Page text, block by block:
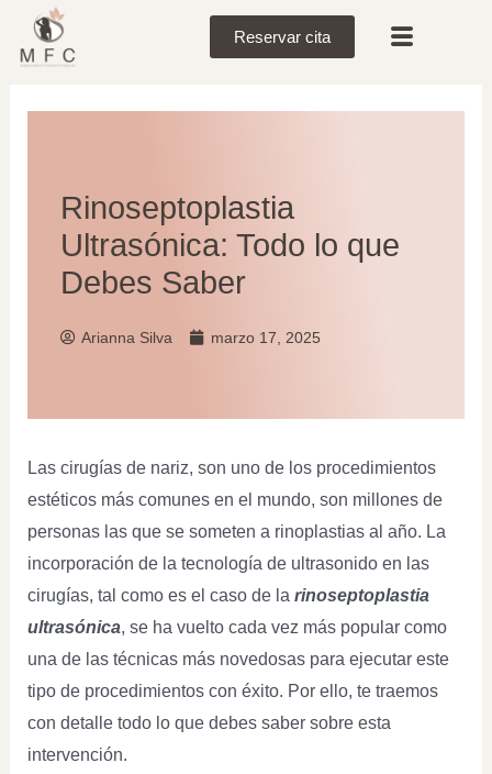
Reservar cita
Rinoseptoplastia
Ultrasónica: Todo lo que
Debes Saber
Arianna Silva marzo 17, 2025
Las cirugías de nariz, son uno de los procedimientos
estéticos más comunes en el mundo, son millones de
personas las que se someten a rinoplastias al año. La
incorporación de la tecnología de ultrasonido en las
cirugías, tal como es el caso de la rinoseptoplastia
ultrasónica, se ha vuelto cada vez más popular como
una de las técnicas más novedosas para ejecutar este
tipo de procedimientos con éxito. Por ello, te traemos
con detalle todo lo que debes saber sobre esta
intervención.